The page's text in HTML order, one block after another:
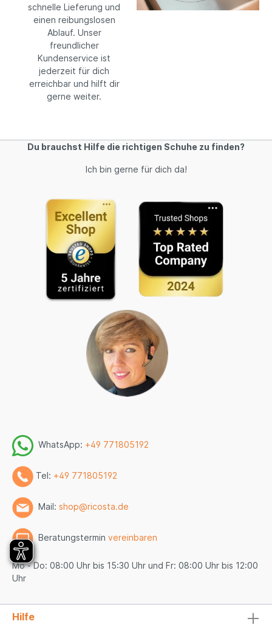
schnelle Lieferung und
einen reibungslosen
Ablauf. Unser
freundlicher
Kundenservice ist
jederzeit für dich
erreichbar und hilft dir
gerne weiter.
Du brauchst Hilfe die richtigen Schuhe zu finden?
Ich bin gerne für dich da!
WhatsApp: +49 771805192
Tel: +49 771805192
Mail: shop@ricosta.de
Beratungstermin vereinbaren
Mo - Do: 08:00 Uhr bis 15:30 Uhr und Fr: 08:00 Uhr bis 12:00
Uhr
Hilfe